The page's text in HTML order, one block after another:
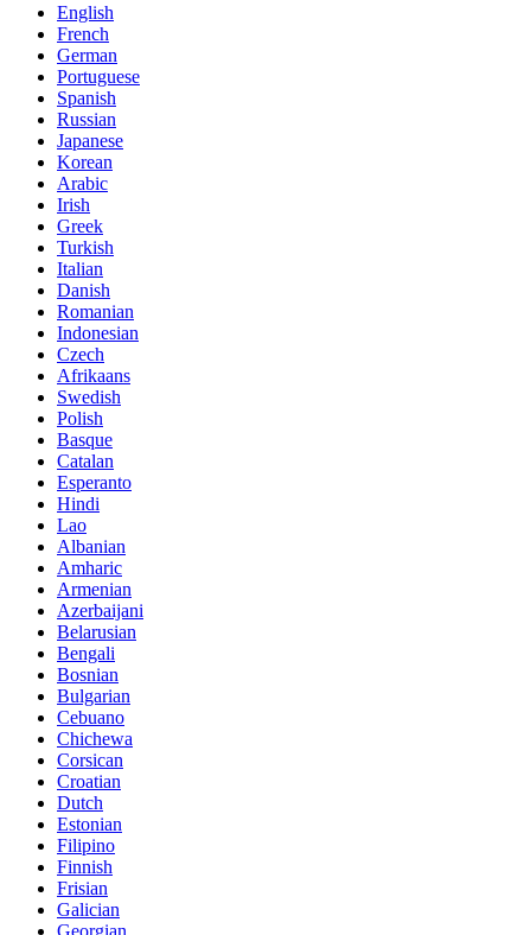
English
French
German
Portuguese
Spanish
Russian
Japanese
Korean
Arabic
Irish
Greek
Turkish
Italian
Danish
Romanian
Indonesian
Czech
Afrikaans
Swedish
Polish
Basque
Catalan
Esperanto
Hindi
Lao
Albanian
Amharic
Armenian
Azerbaijani
Belarusian
Bengali
Bosnian
Bulgarian
Cebuano
Chichewa
Corsican
Croatian
Dutch
Estonian
Filipino
Finnish
Frisian
Galician
Georgian